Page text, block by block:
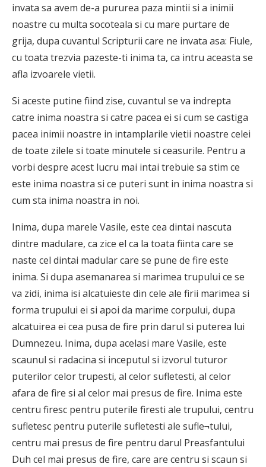
invata sa avem de-a pururea paza mintii si a inimii
noastre cu multa socoteala si cu mare purtare de
grija, dupa cuvantul Scripturii care ne invata asa: Fiule,
cu toata trezvia pazeste-ti inima ta, ca intru aceasta se
afla izvoarele vietii.
Si aceste putine fiind zise, cuvantul se va indrepta
catre inima noastra si catre pacea ei si cum se castiga
pacea inimii noastre in intamplarile vietii noastre celei
de toate zilele si toate minutele si ceasurile. Pentru a
vorbi despre acest lucru mai intai trebuie sa stim ce
este inima noastra si ce puteri sunt in inima noastra si
cum sta inima noastra in noi.
Inima, dupa marele Vasile, este cea dintai nascuta
dintre madulare, ca zice el ca la toata fiinta care se
naste cel dintai madular care se pune de fire este
inima. Si dupa asemanarea si marimea trupului ce se
va zidi, inima isi alcatuieste din cele ale firii marimea si
forma trupului ei si apoi da marime corpului, dupa
alcatuirea ei cea pusa de fire prin darul si puterea lui
Dumnezeu. Inima, dupa acelasi mare Vasile, este
scaunul si radacina si inceputul si izvorul tuturor
puterilor celor trupesti, al celor sufletesti, al celor
afara de fire si al celor mai presus de fire. Inima este
centru firesc pentru puterile firesti ale trupului, centru
sufletesc pentru puterile sufletesti ale sufle¬tului,
centru mai presus de fire pentru darul Preasfantului
Duh cel mai presus de fire, care are centru si scaun si